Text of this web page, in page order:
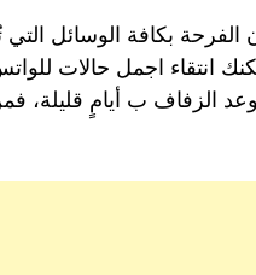
بكافة الوسائل التي
انتقاء اجمل حالات
الزفاف ب أيامٍ قليلة،